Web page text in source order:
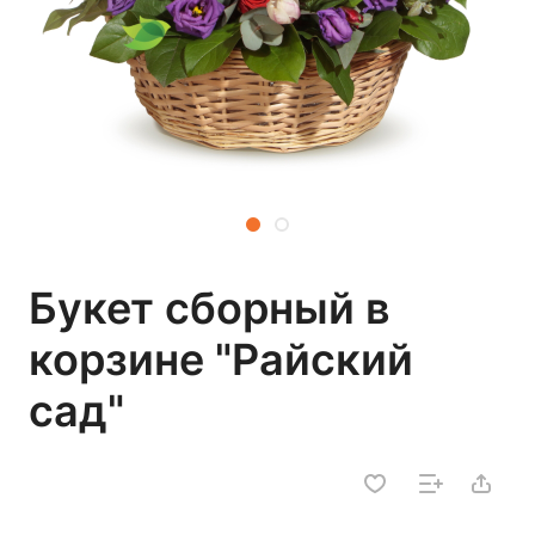
Букет сборный в
корзине "Райский
сад"